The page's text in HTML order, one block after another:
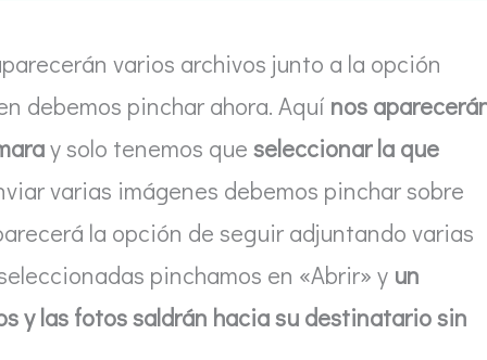
varios archivos junto a la opción
debemos pinchar ahora. Aquí nos
y solo tenemos que seleccionar la que
varias imágenes debemos pinchar sobre
la opción de seguir adjuntando varias
pinchamos en «Abrir» y un
y las fotos saldrán hacia su destinatario sin